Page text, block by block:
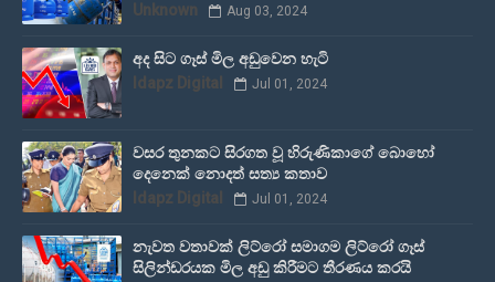
Unknown Aug 03, 2024
අද සිට ගෑස් මිල අඩුවෙන හැටි
Idapz Digital Jul 01, 2024
වසර තුනකට සිරගත වූ හිරුණිකාගේ බොහෝ
දෙනෙක් නොදත් සත්‍ය කතාව
Idapz Digital Jul 01, 2024
නැවත වතාවක් ලිට්රෝ සමාගම ලිට්රෝ ගෑස්
සිලින්ඩරයක මිල අඩු කිරීමට තීරණය කරයි